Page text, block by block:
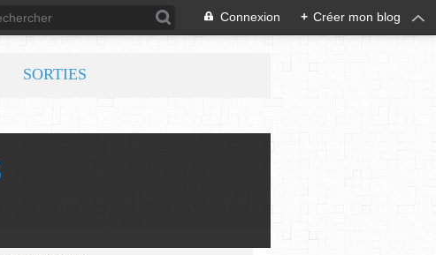
Connexion + Créer mon blog
SORTIES